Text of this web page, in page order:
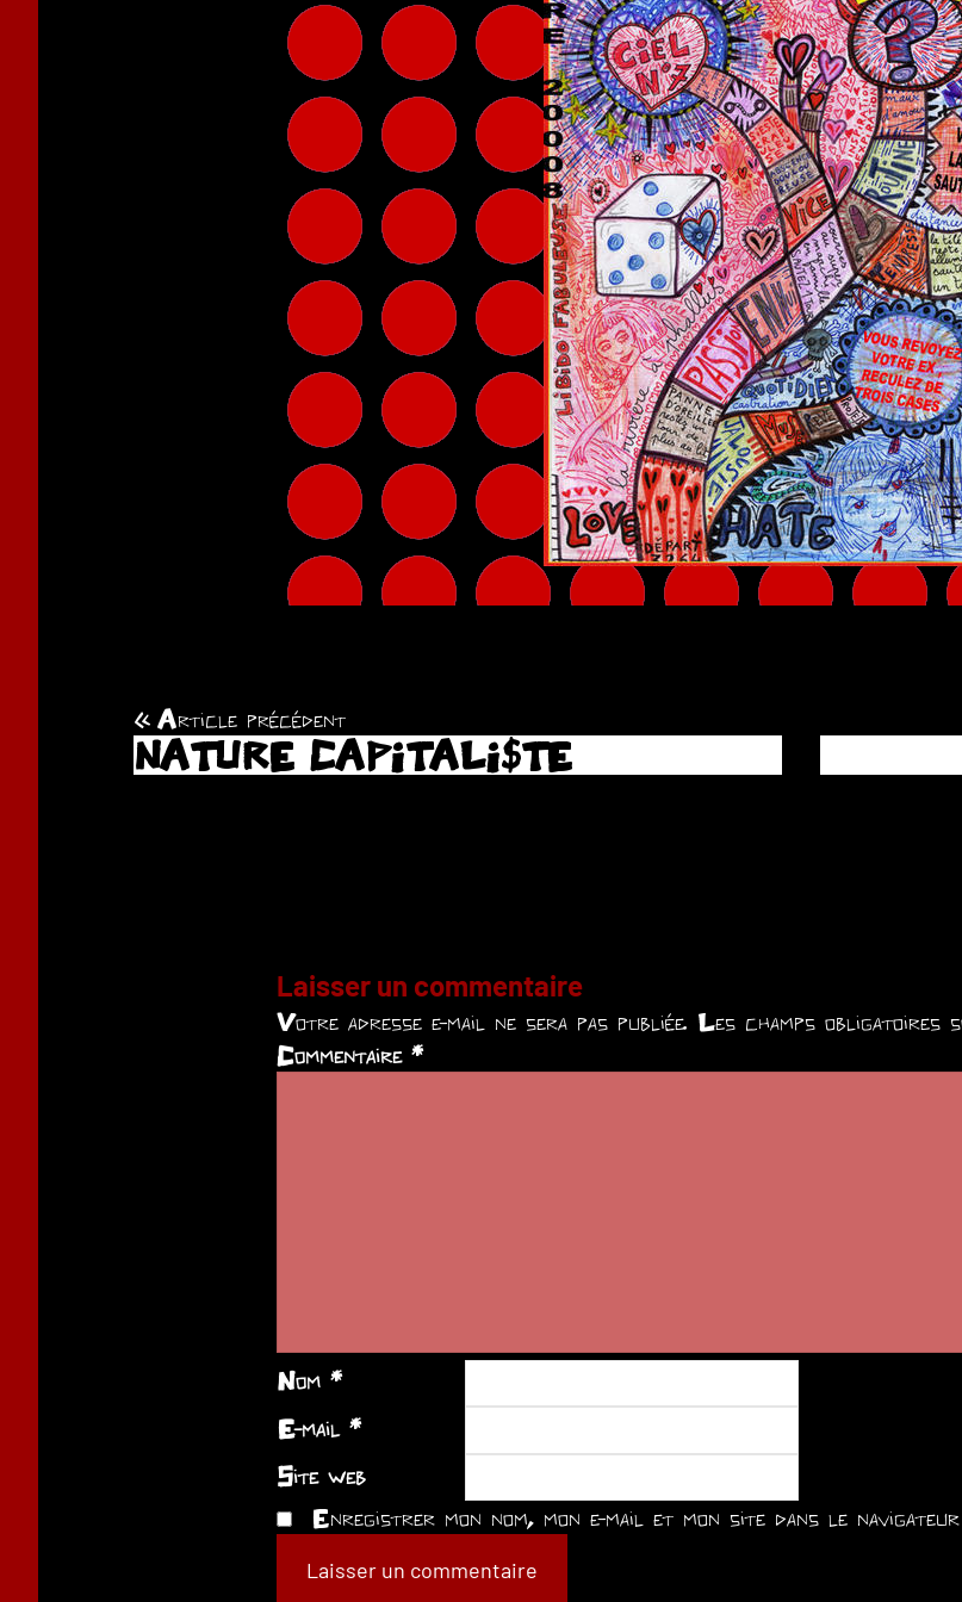
Navigation
de
Article précédent
NATURE CAPITALI$TE
Laisser un commentaire
Votre adresse e-mail ne sera pas publiée. Les champs obligatoires
Commentaire *
Nom *
E-mail *
Site web
Enregistrer mon nom, mon e-mail et mon site dans le